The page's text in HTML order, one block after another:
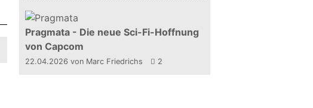
Pragmata - Die neue Sci-Fi-Hoffnung
von Capcom
22.04.2026 von Marc Friedrichs 2